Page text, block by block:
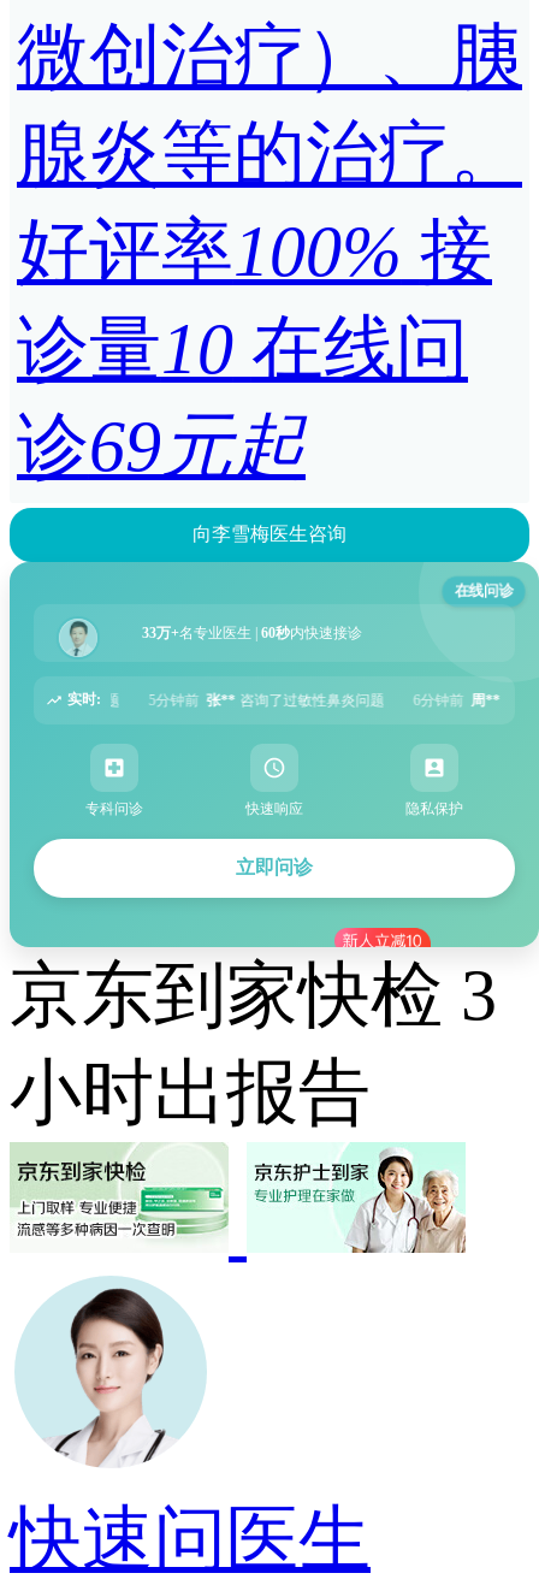
微创治疗）、胰
腺炎等的治疗。
好评率100% 接
诊量10 在线问
诊69元起
向李雪梅医生咨询
在线问诊
33万+名专业医生 | 60秒内快速接诊
实时:
咨询了过敏性鼻炎问题 6分钟前 周** 咨询了胃痛问题 8分钟前
专科问诊 快速响应 隐私保护
立即问诊
京东到家快检 3
小时出报告
快速问医生